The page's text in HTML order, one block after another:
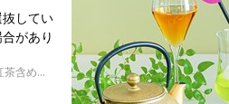
してい
があり
8/12～9/30 ※表示は平日のセット+フォションオリジナル紅茶含めフリーフロー付きの料金